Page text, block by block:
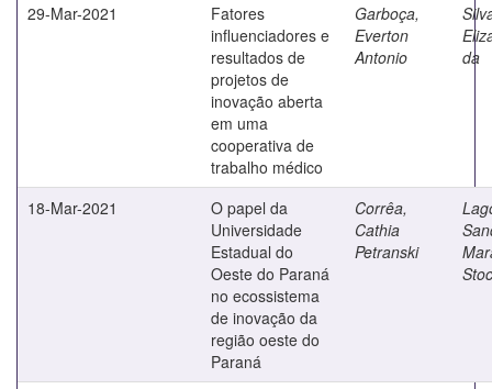
29-Mar-2021
Fatores
influenciadores e
resultados de
projetos de
inovação aberta
em uma
cooperativa de
trabalho médico
Garboça,
Everton
Antonio
da
18-Mar-2021
O papel da
Universidade
Estadual do
Oeste do Paraná
no ecossistema
de inovação da
região oeste do
Paraná
Corrêa,
Cathia
Petranski